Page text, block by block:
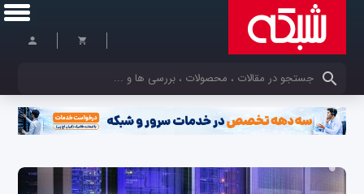
کلمات کلیدی خود را وارد کنید